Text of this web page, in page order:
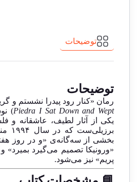
توضیحات
توضیحات
رمان «کنار رود پیدرا نشستم و
Piedra I Sat Down and Wept
)
یکی از آثار لطیف، عاشقانه و
بخشی از سه‌گانه‌ی «و در روز
«ورونیکا تصمیم می‌گیرد
پریم» نیز می‌شود.